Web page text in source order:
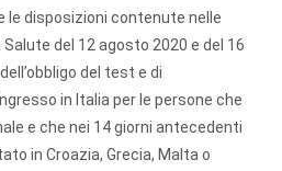
le disposizioni contenute nelle
del 12 agosto 2020 e del 16
del test e di
in Italia per le persone che
e che nei 14 giorni antecedenti
in Croazia, Grecia, Malta o